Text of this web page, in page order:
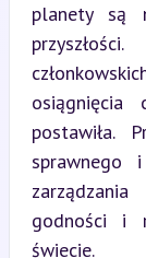
planety są
postawiła.
sprawnego
godności i
świecie.